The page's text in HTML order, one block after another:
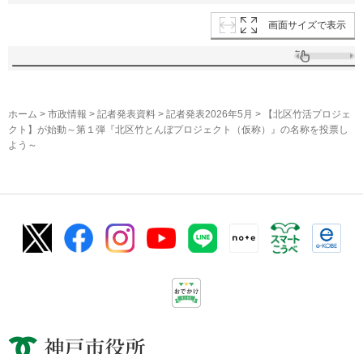
画面サイズで表示
ホーム > 市政情報 > 記者発表資料 > 記者発表2026年5月 > 【北区竹活プロジェ
クト】が始動～第１弾『北区竹とんぼプロジェクト（仮称）』の名称を投票し
よう～